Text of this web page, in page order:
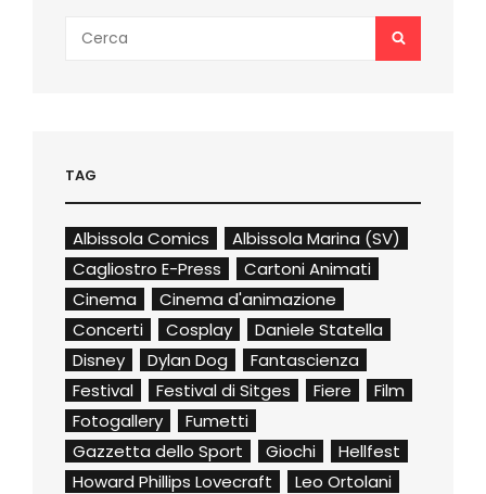
for:
SEARCH
TAG
Albissola Comics
Albissola Marina (SV)
Cagliostro E-Press
Cartoni Animati
Cinema
Cinema d'animazione
Concerti
Cosplay
Daniele Statella
Disney
Dylan Dog
Fantascienza
Festival
Festival di Sitges Fiere
Film
Fotogallery
Fumetti
Gazzetta dello Sport
Giochi
Hellfest
Howard Phillips Lovecraft
Leo Ortolani